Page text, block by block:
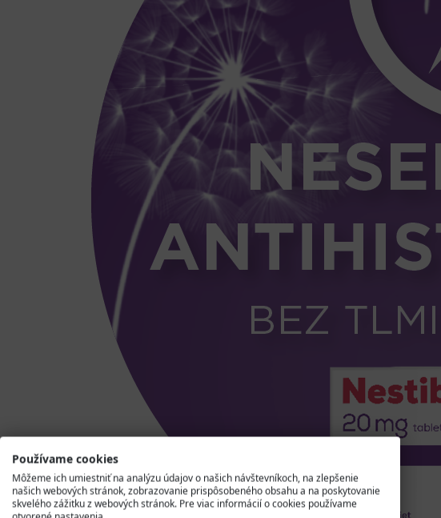
Používame cookies
Môžeme ich umiestniť na analýzu údajov o našich návštevníkoch, na zlepšenie
našich webových stránok, zobrazovanie prispôsobeného obsahu a na poskytovanie
skvelého zážitku z webových stránok. Pre viac informácií o cookies používame